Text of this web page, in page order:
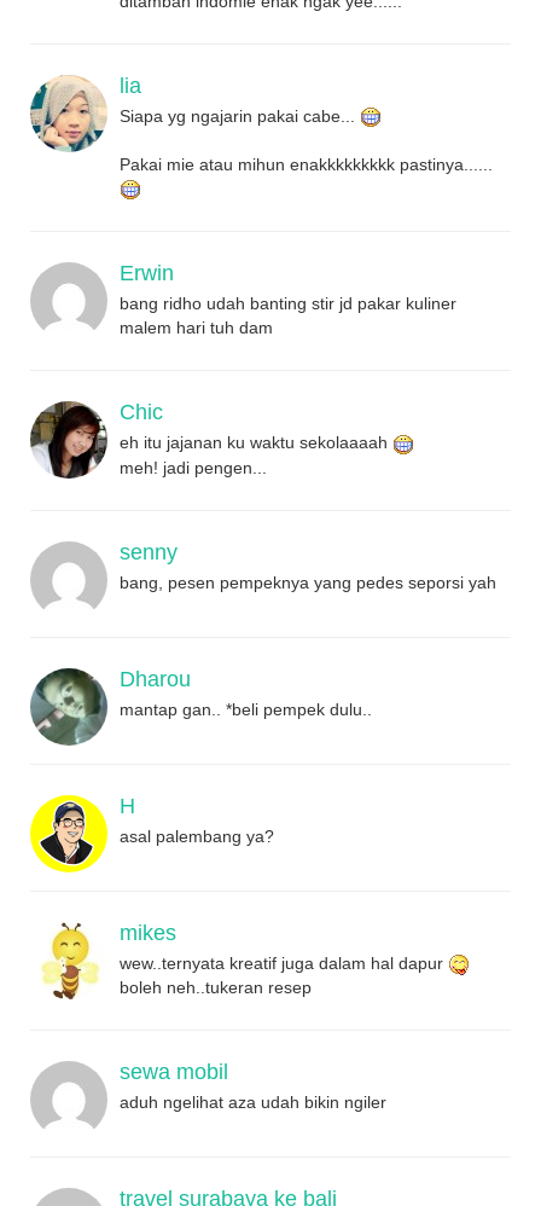
lia
Siapa yg ngajarin pakai cabe...
Pakai mie atau mihun enakkkkkkkkk pastinya......
Erwin
bang ridho udah banting stir jd pakar kuliner
malem hari tuh dam
Chic
eh itu jajanan ku waktu sekolaaaah
meh! jadi pengen...
senny
bang, pesen pempeknya yang pedes seporsi yah
Dharou
mantap gan.. *beli pempek dulu..
H
asal palembang ya?
mikes
wew..ternyata kreatif juga dalam hal dapur
boleh neh..tukeran resep
sewa mobil
aduh ngelihat aza udah bikin ngiler
travel surabaya ke bali